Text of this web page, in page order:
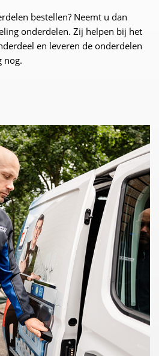
bestellen? Neemt u dan
onderdelen. Zij helpen bij het
en leveren de onderdelen
nog.